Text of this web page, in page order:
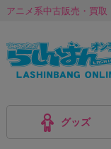
アニメ系中古販売・買取
グッズ